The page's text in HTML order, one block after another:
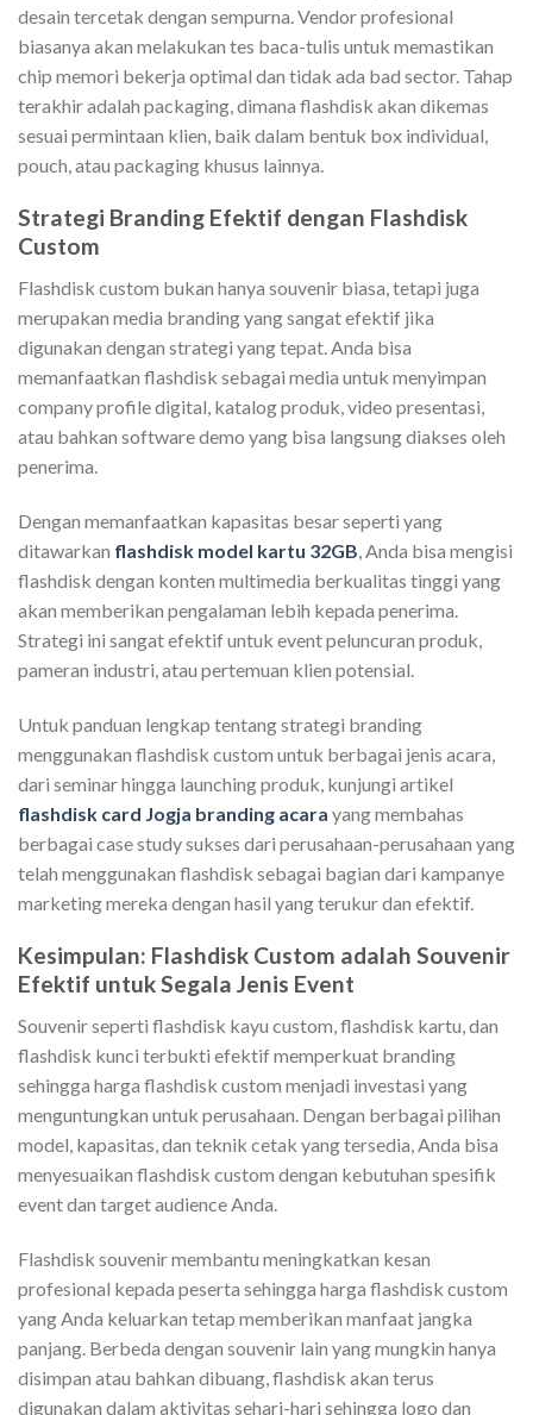
desain tercetak dengan sempurna. Vendor profesional
biasanya akan melakukan tes baca-tulis untuk memastikan
chip memori bekerja optimal dan tidak ada bad sector. Tahap
terakhir adalah packaging, dimana flashdisk akan dikemas
sesuai permintaan klien, baik dalam bentuk box individual,
pouch, atau packaging khusus lainnya.
Strategi Branding Efektif dengan Flashdisk
Custom
Flashdisk custom bukan hanya souvenir biasa, tetapi juga
merupakan media branding yang sangat efektif jika
digunakan dengan strategi yang tepat. Anda bisa
memanfaatkan flashdisk sebagai media untuk menyimpan
company profile digital, katalog produk, video presentasi,
atau bahkan software demo yang bisa langsung diakses oleh
penerima.
Dengan memanfaatkan kapasitas besar seperti yang
ditawarkan flashdisk model kartu 32GB, Anda bisa mengisi
flashdisk dengan konten multimedia berkualitas tinggi yang
akan memberikan pengalaman lebih kepada penerima.
Strategi ini sangat efektif untuk event peluncuran produk,
pameran industri, atau pertemuan klien potensial.
Untuk panduan lengkap tentang strategi branding
menggunakan flashdisk custom untuk berbagai jenis acara,
dari seminar hingga launching produk, kunjungi artikel
flashdisk card Jogja branding acara yang membahas
berbagai case study sukses dari perusahaan-perusahaan yang
telah menggunakan flashdisk sebagai bagian dari kampanye
marketing mereka dengan hasil yang terukur dan efektif.
Kesimpulan: Flashdisk Custom adalah Souvenir
Efektif untuk Segala Jenis Event
Souvenir seperti flashdisk kayu custom, flashdisk kartu, dan
flashdisk kunci terbukti efektif memperkuat branding
sehingga harga flashdisk custom menjadi investasi yang
menguntungkan untuk perusahaan. Dengan berbagai pilihan
model, kapasitas, dan teknik cetak yang tersedia, Anda bisa
menyesuaikan flashdisk custom dengan kebutuhan spesifik
event dan target audience Anda.
Flashdisk souvenir membantu meningkatkan kesan
profesional kepada peserta sehingga harga flashdisk custom
yang Anda keluarkan tetap memberikan manfaat jangka
panjang. Berbeda dengan souvenir lain yang mungkin hanya
disimpan atau bahkan dibuang, flashdisk akan terus
digunakan dalam aktivitas sehari-hari sehingga logo dan